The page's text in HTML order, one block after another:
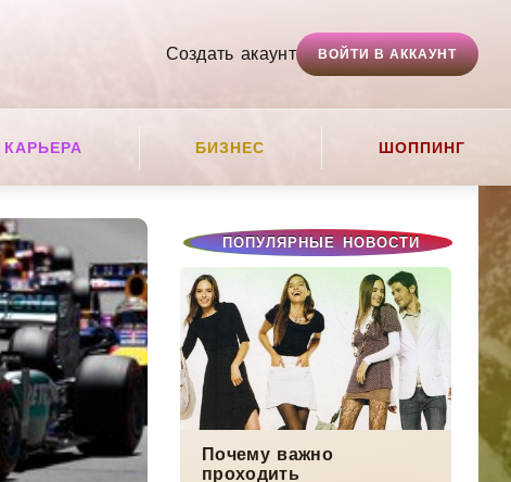
Создать акаунт ВОЙТИ В АККАУНТ
КАРЬЕРА БИЗНЕС ШОППИНГ
ПОПУЛЯРНЫЕ НОВОСТИ
Почему важно
проходить